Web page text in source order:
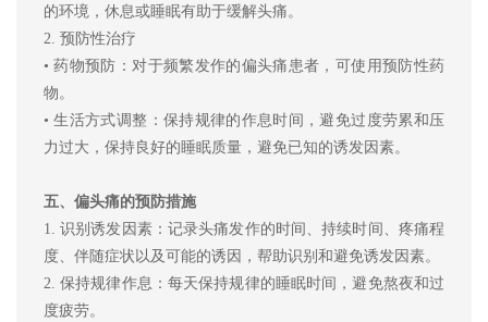
的环境，休息或睡眠有助于缓解头痛。
2. 预防性治疗
• 药物预防：对于频繁发作的偏头痛患者，可使用预防性药
物。
• 生活方式调整：保持规律的作息时间，避免过度劳累和压
力过大，保持良好的睡眠质量，避免已知的诱发因素。
五、偏头痛的预防措施
1.
识别诱发因素：记录头痛发作的时间、持续时间、疼痛程
度、伴随症状以及可能的诱因，帮助识别和避免诱发因素。
2.
保持规律作息：每天保持规律的睡眠时间，避免熬夜和过
度疲劳。